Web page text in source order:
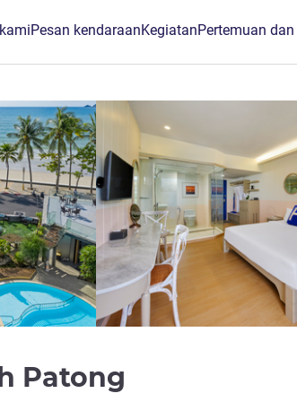
Pesan kendaraanKegiatanPertemuan
Patong